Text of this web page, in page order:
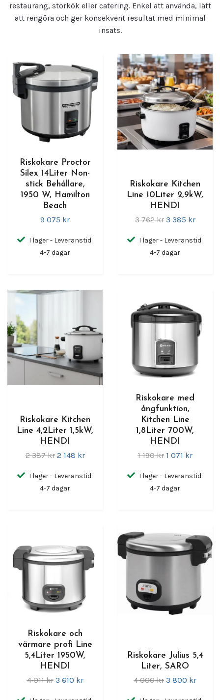
restaurang, storkök eller catering. Enkel att använda, lätt
att rengöra och ger konsekvent resultat med minimal
insats.
Riskokare Proctor
Silex 14Liter Non-
stick Behållare,
1950 W, Hamilton
Beach
9 075 kr
I lager - Leveranstid:
4-7 dagar
Riskokare Kitchen
Line 10Liter 2,9kW,
HENDI
3 762 kr 3 385 kr
I lager - Leveranstid:
4-7 dagar
Riskokare Kitchen
Line 4,2Liter 1,5kW,
HENDI
2 387 kr 2 148 kr
I lager - Leveranstid:
4-7 dagar
Riskokare med
ångfunktion,
Kitchen Line
1,8Liter 700W,
HENDI
1 190 kr 1 071 kr
I lager - Leveranstid:
4-7 dagar
Riskokare och
värmare profi Line
5,4Liter 1950W,
HENDI
4 011 kr 3 610 kr
Riskokare Julius 5,4
Liter, SARO
4 000 kr 3 800 kr